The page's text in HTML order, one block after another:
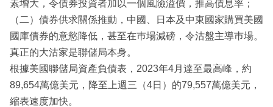
素增大，令債券投資者加以一個風險溢價，推高債息率；
（二）債券供求關係推動，中國、日本及中東國家購買美國
國庫債券的意慾降低，甚至在巿場減磅，令沽盤主導巿場。
真正的大沽家是聯儲局本身。
根據美國聯儲局資產負債表，2023年4月達至最高峰，約
89,654萬億美元，降至上週三（4日）的79,557萬億美元，
縮表速度加快。